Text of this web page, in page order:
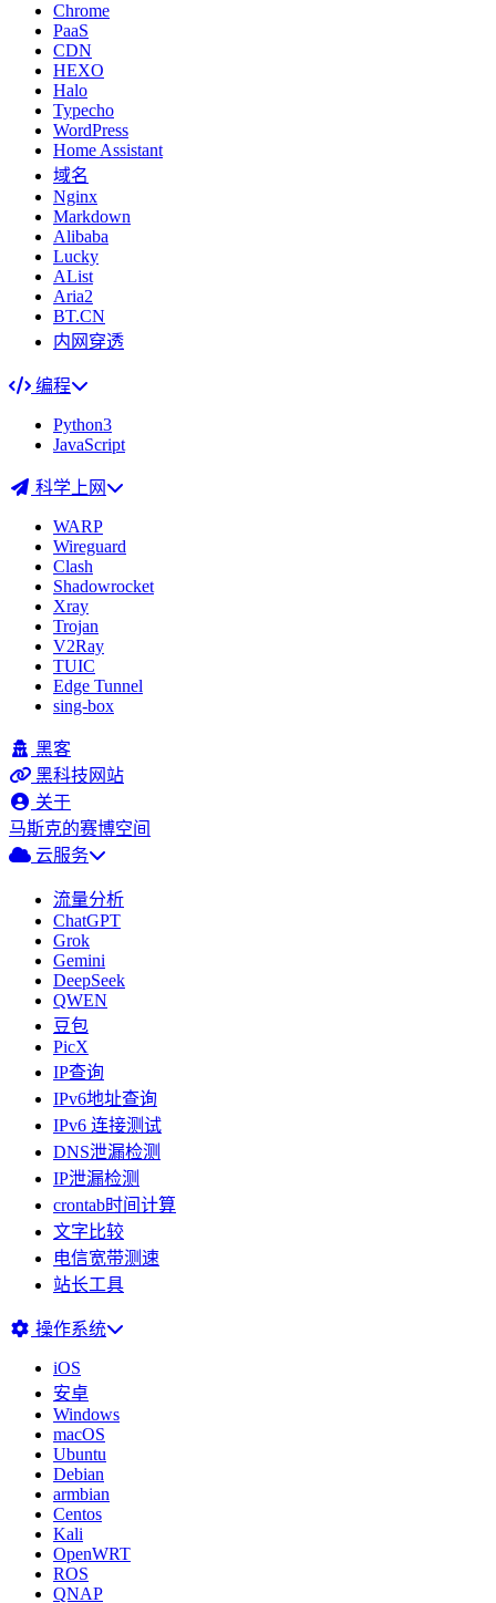
Chrome
PaaS
CDN
HEXO
Halo
Typecho
WordPress
Home Assistant
域名
Nginx
Markdown
Alibaba
Lucky
AList
Aria2
BT.CN
内网穿透
编程
Python3
JavaScript
科学上网
WARP
Wireguard
Clash
Shadowrocket
Xray
Trojan
V2Ray
TUIC
Edge Tunnel
sing-box
黑客
黑科技网站
关于
马斯克的赛博空间
云服务
流量分析
ChatGPT
Grok
Gemini
DeepSeek
QWEN
豆包
PicX
IP查询
IPv6地址查询
IPv6 连接测试
DNS泄漏检测
IP泄漏检测
crontab时间计算
文字比较
电信宽带测速
站长工具
操作系统
iOS
安卓
Windows
macOS
Ubuntu
Debian
armbian
Centos
Kali
OpenWRT
ROS
QNAP